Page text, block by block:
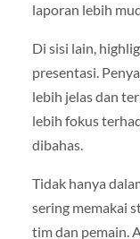
laporan lebih
Di sisi lain,
presentasi.
lebih jelas dan
lebih fokus
dibahas.
Tidak hanya
sering memakai
tim dan pemain.